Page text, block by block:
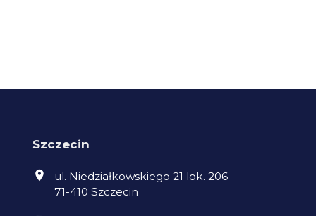
Szczecin
ul. Niedziałkowskiego 21 lok. 206
71-410 Szczecin